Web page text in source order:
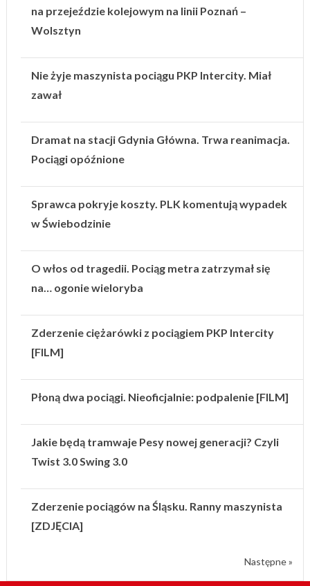
na przejeździe kolejowym na linii Poznań –
Wolsztyn
Nie żyje maszynista pociągu PKP Intercity. Miał
zawał
Dramat na stacji Gdynia Główna. Trwa reanimacja.
Pociągi opóźnione
Sprawca pokryje koszty. PLK komentują wypadek
w Świebodzinie
O włos od tragedii. Pociąg metra zatrzymał się
na… ogonie wieloryba
Zderzenie ciężarówki z pociągiem PKP Intercity
[FILM]
Płoną dwa pociągi. Nieoficjalnie: podpalenie [FILM]
Jakie będą tramwaje Pesy nowej generacji? Czyli
Twist 3.0 Swing 3.0
Zderzenie pociągów na Śląsku. Ranny maszynista
[ZDJĘCIA]
Następne »